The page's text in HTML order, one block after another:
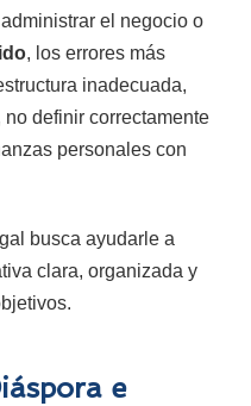
el negocio o
, los errores más
inadecuada,
definir correctamente
personales con
busca ayudarle a
clara, organizada y
e